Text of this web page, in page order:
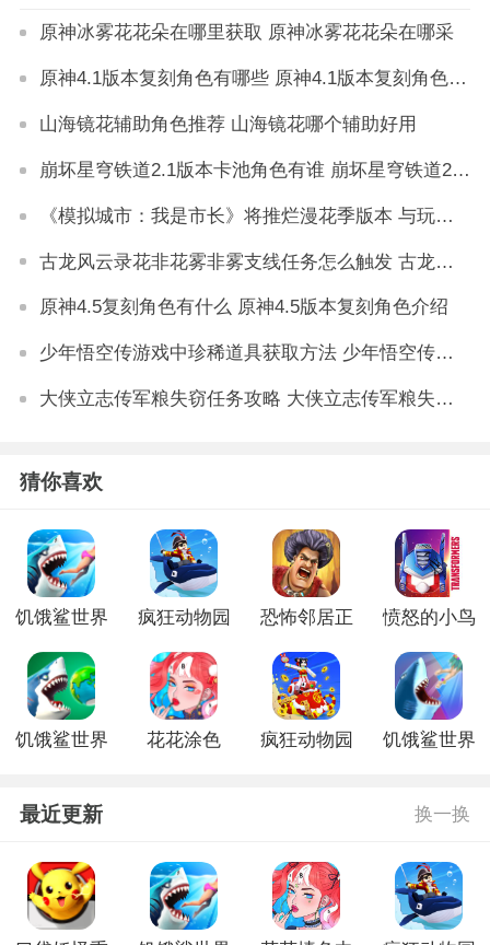
原神冰雾花花朵在哪里获取 原神冰雾花花朵在哪采
原神4.1版本复刻角色有哪些 原神4.1版本复刻角色介绍
山海镜花辅助角色推荐 山海镜花哪个辅助好用
崩坏星穹铁道2.1版本卡池角色有谁 崩坏星穹铁道2.1版本卡池角色介绍
《模拟城市：我是市长》将推烂漫花季版本 与玩家一同迎接三月初春到来
古龙风云录花非花雾非雾支线任务怎么触发 古龙风云录花非花雾非雾支线任务攻略
原神4.5复刻角色有什么 原神4.5版本复刻角色介绍
少年悟空传游戏中珍稀道具获取方法 少年悟空传游戏珍稀道具如何获取
大侠立志传军粮失窃任务攻略 大侠立志传军粮失窃任务如何做
猜你喜欢
饥饿鲨世界
疯狂动物园
恐怖邻居正
愤怒的小鸟
内购版
饥饿鲨世界
花花涂色
疯狂动物园
饥饿鲨世界
最近更新 换一换